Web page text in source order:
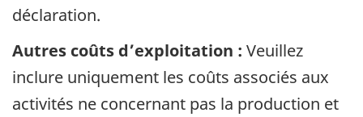
déclaration.
Autres coûts d’exploitation : Veuillez
inclure uniquement les coûts associés aux
activités ne concernant pas la production et